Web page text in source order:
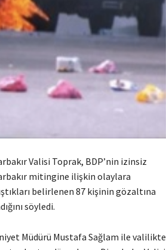
Valisi Toprak, BDP’nin izinsiz
mitingine ilişkin olaylara
belirlenen 87 kişinin gözaltına
söyledi.
Müdürü Mustafa Sağlam ile valilikte